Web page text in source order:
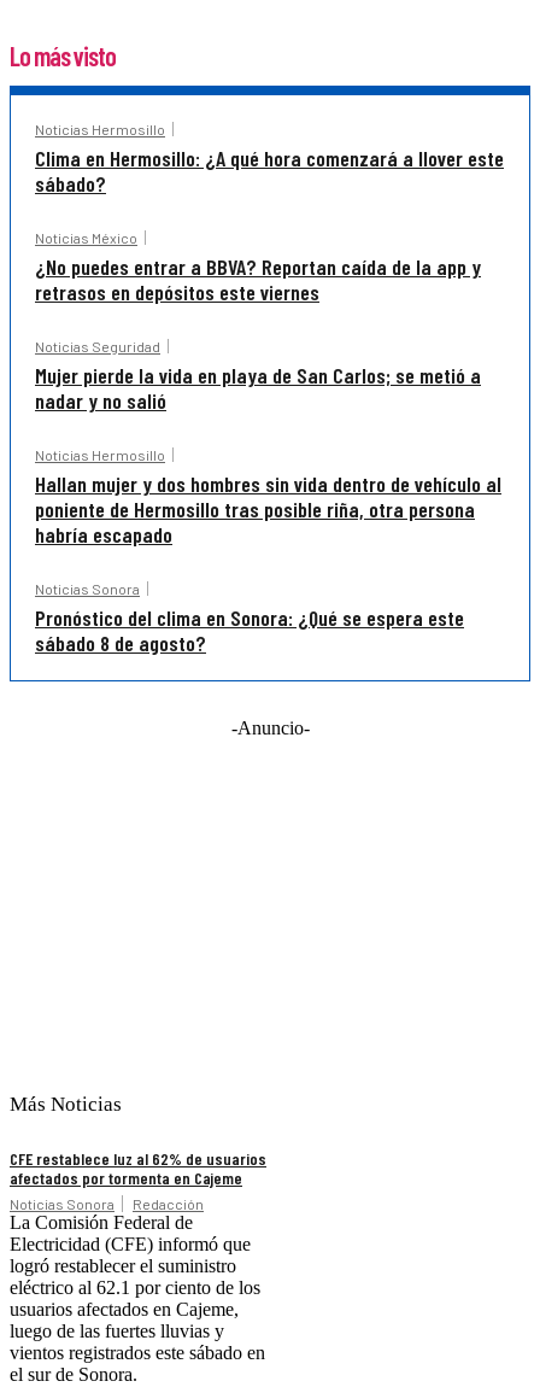
Lo más visto
Noticias Hermosillo
Clima en Hermosillo: ¿A qué hora comenzará a llover este
sábado?
Noticias México
¿No puedes entrar a BBVA? Reportan caída de la app y
retrasos en depósitos este viernes
Noticias Seguridad
Mujer pierde la vida en playa de San Carlos; se metió a
nadar y no salió
Noticias Hermosillo
Hallan mujer y dos hombres sin vida dentro de vehículo al
poniente de Hermosillo tras posible riña, otra persona
habría escapado
Noticias Sonora
Pronóstico del clima en Sonora: ¿Qué se espera este
sábado 8 de agosto?
-Anuncio-
Más Noticias
CFE restablece luz al 62% de usuarios
afectados por tormenta en Cajeme
Noticias Sonora Redacción
La Comisión Federal de
Electricidad (CFE) informó que
logró restablecer el suministro
eléctrico al 62.1 por ciento de los
usuarios afectados en Cajeme,
luego de las fuertes lluvias y
vientos registrados este sábado en
el sur de Sonora.